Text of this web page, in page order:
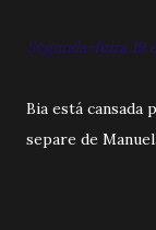
Segunda-feira 19
Bia está cansada
separe de Manuel.